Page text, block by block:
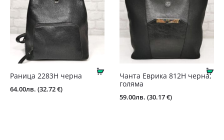
€).
Купи
Раница 2283Н черна
64.00лв. (32.72 €)
Чанта Еврика 812Н черна,
голяма
59.00лв. (30.17 €)